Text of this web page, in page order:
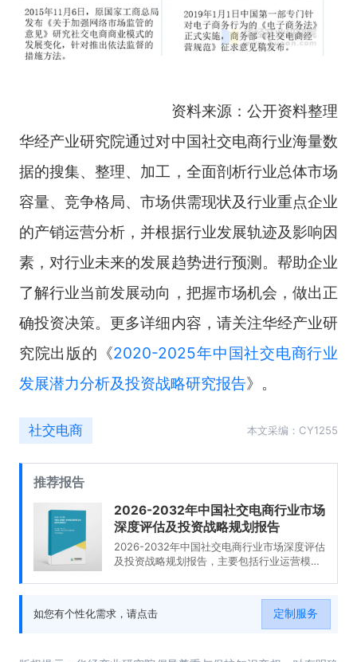
资料来源：公开资料整理
华经产业研究院通过对中国社交电商行业海量数
据的搜集、整理、加工，全面剖析行业总体市场
容量、竞争格局、市场供需现状及行业重点企业
的产销运营分析，并根据行业发展轨迹及影响因
素，对行业未来的发展趋势进行预测。帮助企业
了解行业当前发展动向，把握市场机会，做出正
确投资决策。更多详细内容，请关注华经产业研
究院出版的《2020-2025年中国社交电商行业
发展潜力分析及投资战略研究报告》。
社交电商 本文采编：CY1255
推荐报告
2026-2032年中国社交电商行业市场
深度评估及投资战略规划报告
2026-2032年中国社交电商行业市场深度评估
及投资战略规划报告，主要包括行业运营模式
如您有个性化需求，请点击
定制服务